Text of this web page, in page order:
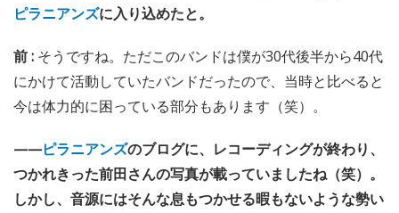
ピラニアンズに入り込めたと。
前 : そうですね。ただこのバンドは僕が30代後半から40代
にかけて活動していたバンドだったので、当時と比べると
今は体力的に困っている部分もあります（笑）。
——ピラニアンズのブログに、レコーディングが終わり、
つかれきった前田さんの写真が載っていましたね（笑）。
しかし、音源にはそんな息もつかせる暇もないような勢い